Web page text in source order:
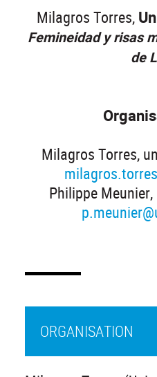
Milagros Torres,
Femineidad y risas
de
Milagros Torres,
Philippe
ORGANISATION